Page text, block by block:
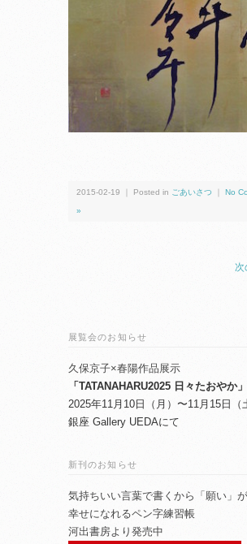
2015-02-19 ｜ Posted in ごあいさつ No
»
次
展覧会のお知らせ
久保京子×春陽作品展示
「TATANAHARU2025 日々たおやか」
2025年11月10日（月）〜11月15日（
銀座 Gallery UEDAにて
新刊のお知らせ
気持ちいい言葉で書くから「願い」
幸せになれるペン字練習帳
河出書房より発売中